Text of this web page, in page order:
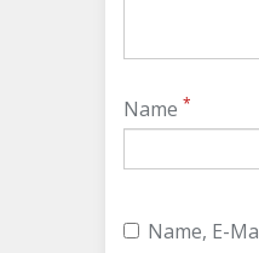
Name *
Name, E-